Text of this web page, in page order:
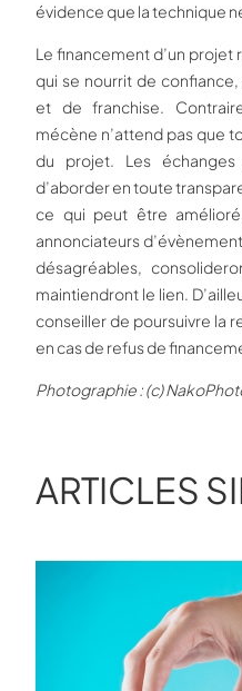
évidence que la technique
Le financement d’un projet
qui se nourrit de
et de franchise.
mécène n’attend pas que
du projet. Les échanges
d’aborder en toute
ce qui peut être
annonciateurs
désagréables,
maintiendront le lien.
conseiller de poursuivre la
en cas de refus de
Photographie : (c)
ARTICLES